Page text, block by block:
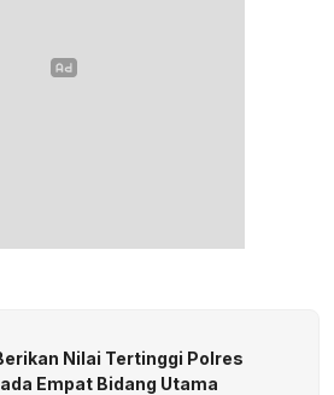
Nilai Tertinggi Polres
Empat Bidang Utama